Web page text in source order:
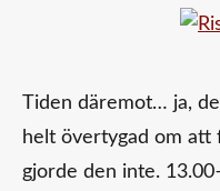
Tiden däremot… ja,
helt övertygad om
gjorde den inte.